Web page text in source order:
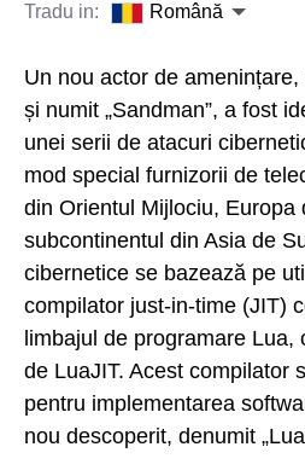
Tradu in: Română
Un nou actor de
și numit „Sandman”, a fost
unei serii de atacuri
mod special furnizorii de
din Orientul Mijlociu, Europa
subcontinentul din Asia de
cibernetice se bazează pe
compilator just-in-time (JIT)
limbajul de programare Lua,
de LuaJIT. Acest compilator
pentru implementarea
nou descoperit, denumit